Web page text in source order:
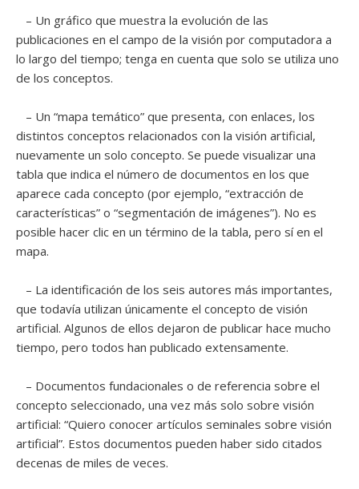
– Un gráfico que muestra la evolución de las
publicaciones en el campo de la visión por computadora a
lo largo del tiempo; tenga en cuenta que solo se utiliza uno
de los conceptos.
– Un “mapa temático” que presenta, con enlaces, los
distintos conceptos relacionados con la visión artificial,
nuevamente un solo concepto. Se puede visualizar una
tabla que indica el número de documentos en los que
aparece cada concepto (por ejemplo, “extracción de
características” o “segmentación de imágenes”). No es
posible hacer clic en un término de la tabla, pero sí en el
mapa.
– La identificación de los seis autores más importantes,
que todavía utilizan únicamente el concepto de visión
artificial. Algunos de ellos dejaron de publicar hace mucho
tiempo, pero todos han publicado extensamente.
– Documentos fundacionales o de referencia sobre el
concepto seleccionado, una vez más solo sobre visión
artificial: “Quiero conocer artículos seminales sobre visión
artificial”. Estos documentos pueden haber sido citados
decenas de miles de veces.